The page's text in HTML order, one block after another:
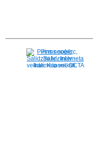
Pirms nopērc,
Salidzini.lv - Interneta
veikali, Kuponi, OCTA